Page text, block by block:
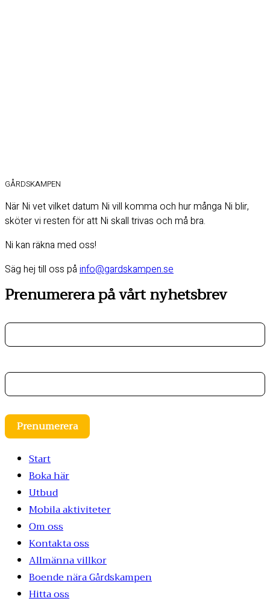
GÅRDSKAMPEN
När Ni vet vilket datum Ni vill komma och hur många Ni blir,
sköter vi resten för att Ni skall trivas och må bra.
Ni kan räkna med oss!
Säg hej till oss påinfo@gardskampen.se
Prenumerera på vårt nyhetsbrev
Prenumerera
Start
Boka här
Utbud
Mobila aktiviteter
Om oss
Kontakta oss
Allmänna villkor
Boende nära Gårdskampen
Hitta oss